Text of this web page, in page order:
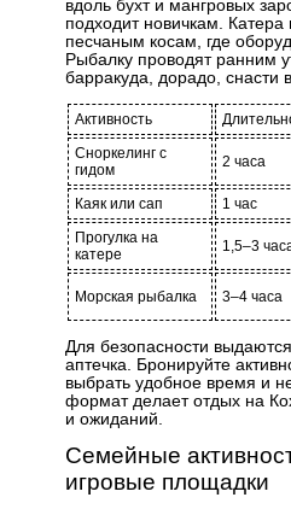
вдоль бухт и мангровых
подходит новичкам.
песчаным косам, где
Рыбалку проводят ранним
барракуда, дорадо, снасти
Активность
Сноркелинг с
гидом
2 часа
Каяк или сап
1 час
Прогулка на
катере
1,5–3
Морская рыбалка 3–4 часа
Для безопасности
аптечка. Бронируйте
выбрать удобное время и
формат делает отдых на
и ожиданий.
Семейные
игровые площадки